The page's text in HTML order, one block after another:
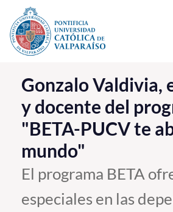
Click acá para ir directamente al contenido
La Universidad
Investigación, Creación e
PUCV Internacional
Vinculación con el Medio
Admisión
Gonzalo Valdivia,
y docente del
"BETA-PUCV te
mundo"
El programa BETA
especiales en las